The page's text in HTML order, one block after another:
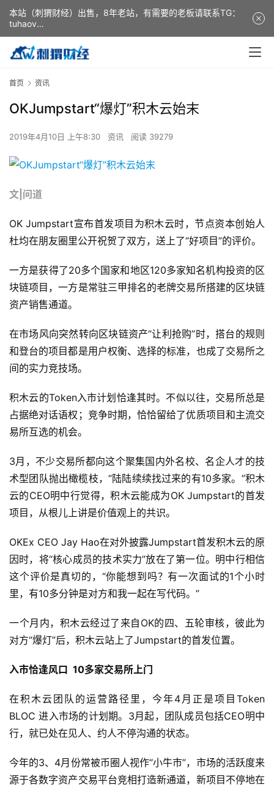
首页 资讯
OKJumpstart“爆灯”积木云始末
2019年4月10日 上午8:30 资讯 阅读 39279
文|问道
OK Jumpstart宣布首发项目为积木云时，节点资本创始人
杜均在朋友圈里公开祝贺了双方，送上了“好项目”的评价。
一方是获得了20多个国家和地区120多家知名机构投资的区
块链项目，一方是常驻三甲排名的老牌交易所搭建的区块链
资产销售通道。
在市场风向突然转向区块链资产“让利抢购”时，搭台的规则
和登台的项目都是用户权衡、选择的标准，也成了交易所之
间的实力竞技场。
积木云的Token入市计划恰逢其时。不似以往，交易所总是
占据绝对话语权；竞争时期，恰恰留给了优质项目和主流交
易所互选的机会。
3月，不少交易所都向这个聚集国内外名校、名企人才的技
术型团队抛出橄榄枝，“陆陆续续找过来的有10多家。”积木
云的CEO明中行觉得，积木云能成为OK Jumpstart的首发
项目，从根儿上讲是价值观上的共识。
OKEx CEO Jay Hao在对外披露Jumpstart首发积木云的原
因时，将“核心成员的技术实力”放在了第一位。明中行相信
这个评价是真切的，“你能想到吗？有一次面试的1个小时
里，有10多分钟是对方和我一起在写代码。”
一个月内，积木云经过了来自OK的四、五轮审核，彼此为
对方“爆灯”后，积木云站上了Jumpstart的首发位置。
入市恰逢风口 10多家交易所上门
在积木云团队的运营路径里，今年4月正是项目Token
BLOC 进入市场的计划期。3月起，团队成员包括CEO明中
行，就已处在见人、约人不停沟通的状态。
今年的3、4月份常被币圈人视作“小牛市”，市场的活跃度来
源于各数字资产交易平台竞相打造新通道，新项目不停地在
本站（刺猬财经）出售，8年老站，有需要的老板请联系TG：
tuhaov
This website (ciweicaijing) is for sale. It is a 8-year-old
website. If you need it, please contact TG: tuhaov